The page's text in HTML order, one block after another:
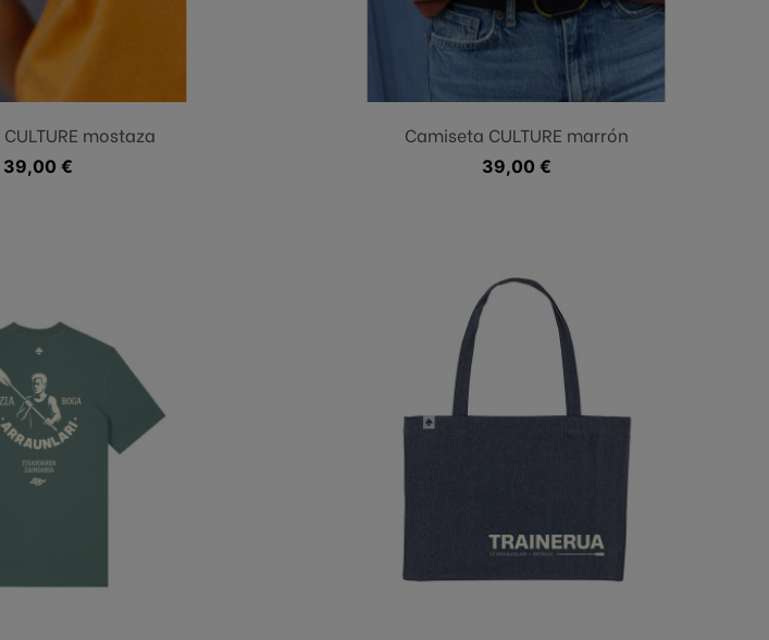
Mostazamostaza
Precio
39,00 €
Marrón
Camiseta CULTURE marrón
Precio
39,00 €